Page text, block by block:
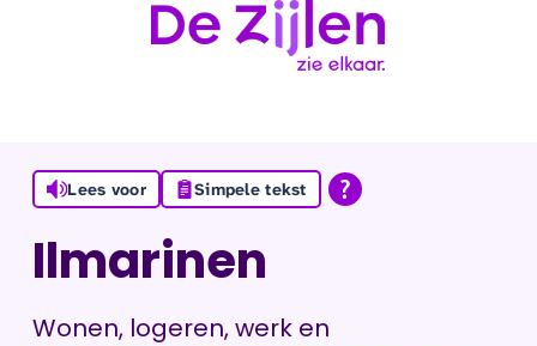
Lees voor Simpele tekst
Ilmarinen
Wonen, logeren, werk en